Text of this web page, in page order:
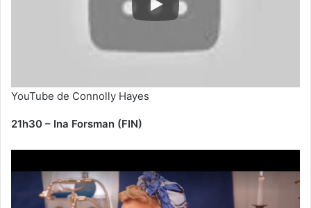
YouTube de Connolly Hayes
21h30 – Ina Forsman (FIN)